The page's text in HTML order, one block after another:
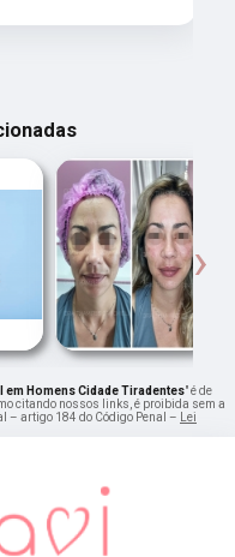
›
Homens Cidade Tiradentes" é de
citando nossos links, é proibida sem a
– artigo 184 do Código Penal – Lei